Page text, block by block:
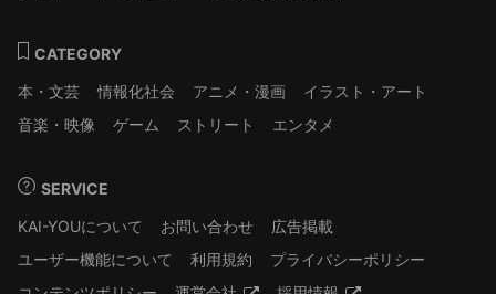
CATEGORY
本・文芸
情報化社会 アニメ・漫画
イラスト・アート
音楽・映像
ゲーム ストリート エンタメ
SERVICE
KAI-YOUについて
お問い合わせ
広告掲載
ユーザー機能について
利用規約
プライバシーポリシー